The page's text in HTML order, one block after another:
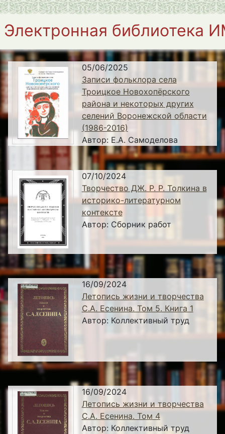
Электронная библиотека
05/06/2025
Записи фольклора села
Троицкое Новохопёрского
района и некоторых других
селений Воронежской области
(1986-2016)
Автор: Е.А. Самоделова
07/10/2024
Творчество ДЖ. Р. Р. Толкина в
историко-литературном
контексте
Автор: Сборник работ
16/09/2024
Летопись жизни и творчества
С.А. Есенина. Том 5. Книга 1
Автор: Коллективный труд
16/09/2024
Летопись жизни и творчества
С.А. Есенина. Том 4
Автор: Коллективный труд